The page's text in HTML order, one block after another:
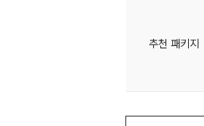
추천 패키지